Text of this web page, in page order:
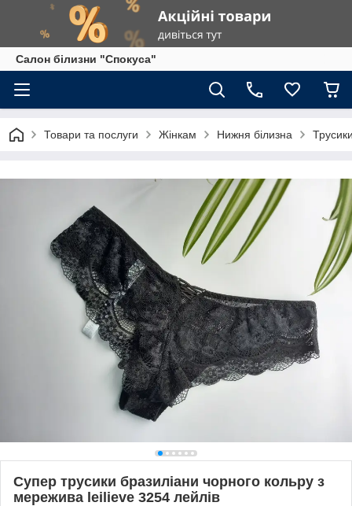
Салон білизни "Спокуса"
Товари та послуги Жінкам Нижня білизна
Супер трусики бразиліани чорного кольру з
мережива leilieve 3254 лейлів